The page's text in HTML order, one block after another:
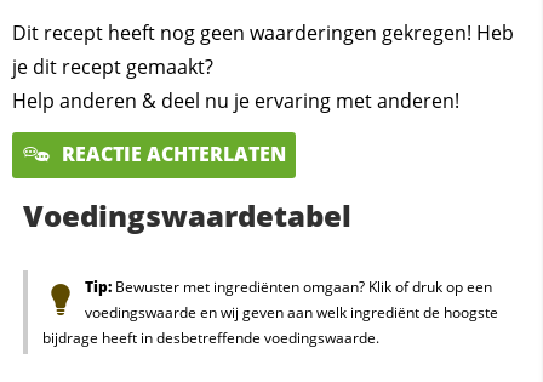
Dit recept heeft nog geen waarderingen gekregen! Heb
je dit recept gemaakt?
Help anderen & deel nu je ervaring met anderen!
REACTIE ACHTERLATEN
Voedingswaardetabel
Tip:Bewuster met ingrediënten omgaan? Klik of druk op een
voedingswaarde en wij geven aan welk ingrediënt de hoogste
bijdrage heeft in desbetreffende voedingswaarde.